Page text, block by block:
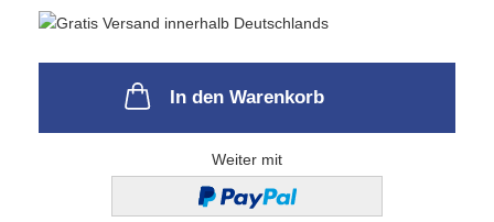
In den Warenkorb
Weiter mit